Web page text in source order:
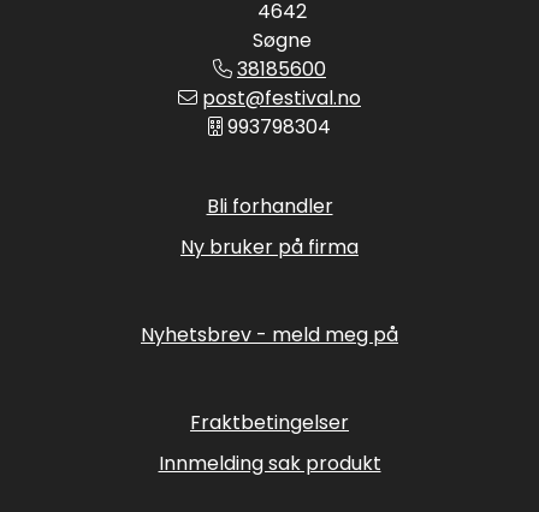
4642
Søgne
38185600
post@festival.no
993798304
Bli forhandler
Ny bruker på firma
Nyhetsbrev - meld meg på
Fraktbetingelser
Innmelding sak produkt